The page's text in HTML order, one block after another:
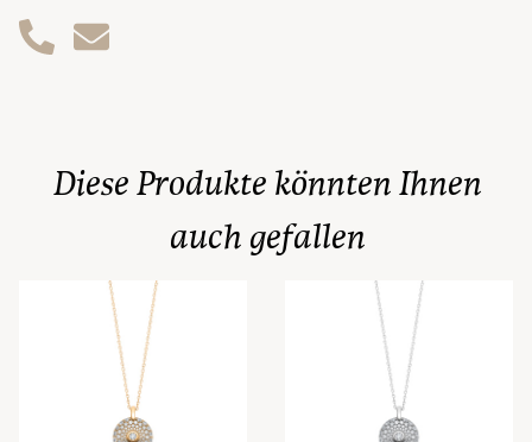
Diese Produkte könnten Ihnen
auch gefallen